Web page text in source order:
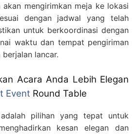
akan mengirimkan meja ke lokasi
dengan jadwal yang telah
untuk berkoordinasi dengan
waktu dan tempat pengiriman
lancar.
Acara Anda Lebih Elegan
Event Round Table
pilihan yang tepat untuk
kesan elegan dan